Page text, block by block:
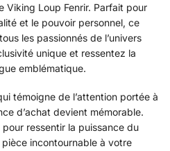
Viking Loup Fenrir. Parfait pour
et le pouvoir personnel, ce
les passionnés de l’univers
unique et ressentez la
emblématique.
témoigne de l’attention portée à
d’achat devient mémorable.
ressentir la puissance du
incontournable à votre